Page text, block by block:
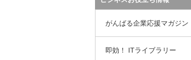
がんばる企業応援マガジン
即効！ ITライブラリー